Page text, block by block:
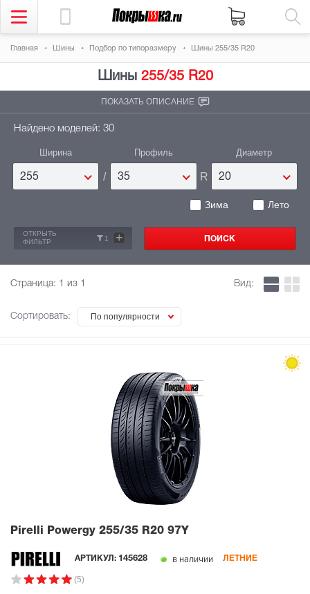
Главная Шины Подбор по типоразмеру Шины 255/35 R20
Шины 255/35 R20
ПОКАЗАТЬ ОПИСАНИЕ
Найдено моделей: 30
Ширина
255 /
Профиль
35 R
Диаметр
20
Зима Лето
ОТКРЫТЬ
ФИЛЬТР
1 +
Страница: 1 из 1
Сортировать: По популярности
Вид:
Pirelli Powergy 255/35 R20 97Y
АРТИКУЛ: 145628 в наличии ЛЕТНИЕ
(5)